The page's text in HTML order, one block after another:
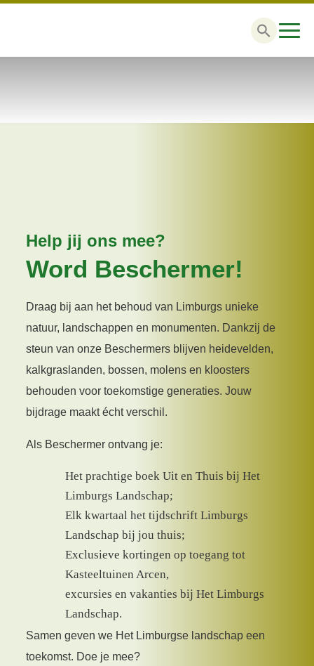
Zoek
Help jij ons mee?
Word Beschermer!
Draag bij aan het behoud van Limburgs unieke
natuur, landschappen en monumenten. Dankzij de
steun van onze Beschermers blijven heidevelden,
kalkgraslanden, bossen, molens en kloosters
behouden voor toekomstige generaties. Jouw
bijdrage maakt écht verschil.
Als Beschermer ontvang je:
Het prachtige boek Uit en Thuis bij Het
Limburgs Landschap;
Elk kwartaal het tijdschrift Limburgs
Landschap bij jou thuis;
Exclusieve kortingen op toegang tot
Kasteeltuinen Arcen,
excursies en vakanties bij Het Limburgs
Landschap.
Samen geven we Het Limburgse landschap een
toekomst. Doe je mee?